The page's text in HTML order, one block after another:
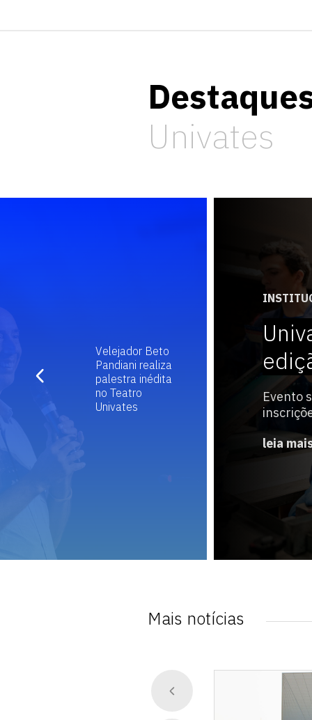
Univates
Velejador Beto
Pandiani realiza
palestra inédita
no Teatro
Univates
Evento
leia
Mais notícias